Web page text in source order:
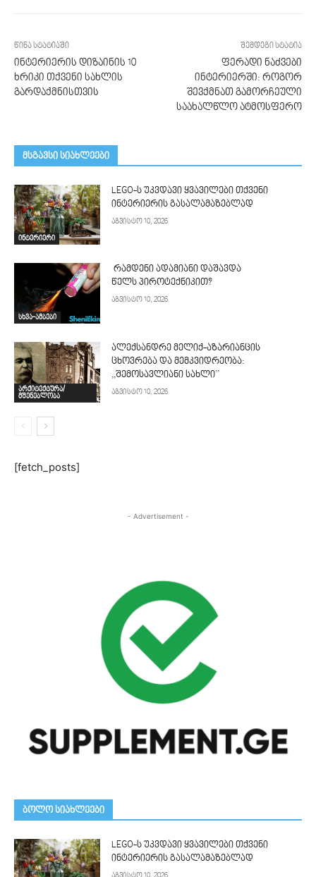
წინა სტატიაში
ინტერიერის დიზაინის 10
ხრიკი თქვენი სახლის
გარდაქმნისთვის
შემდეგი სტატია
ფერადი ნაძვები
ინტერიერში: როგორ
შევქმნათ გამორჩეული
საახალწლო ატმოსფერო
მსგავსი სიახლეები
ინტერიერი
LEGO-ს უკვდავი ყვავილები თქვენი
ინტერიერის გასალამაზებლად
აგვისტო 10, 2026
სხვა-ამბები
რამდენი ადამიანი დაშავდა
წელს პიროტექნიკით?
აგვისტო 10, 2026
არქიტექტურა/
მშენებლობა
ალექსანდრე მელიქ-აზარიანცის
ცხოვრება და მემკვიდრეობა:
,,შემოსავლიანი სახლი’’
აგვისტო 10, 2026
[fetch_posts]
- Advertisement -
ᲑᲝᲚᲝ ᲡᲘᲐᲮᲚᲔᲔᲑᲘ
LEGO-ს უკვდავი ყვავილები თქვენი
ინტერიერის გასალამაზებლად